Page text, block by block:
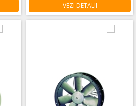
VEZI DETALII